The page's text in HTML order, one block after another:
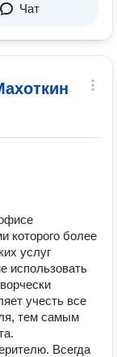
Чат
которого более
услуг
использовать
учесть все
тем самым
Всегда